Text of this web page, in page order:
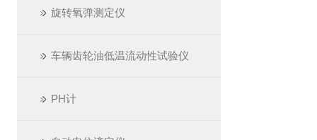
旋转氧弹测定仪
车辆齿轮油低温流动性试验仪
PH计